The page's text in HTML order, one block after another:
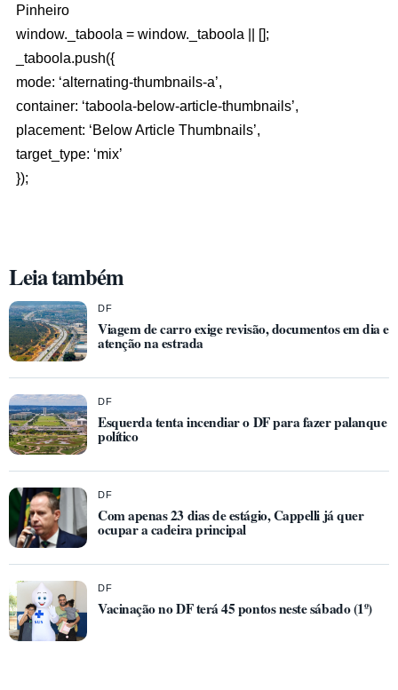
Pinheiro
window._taboola = window._taboola || [];
_taboola.push({
mode: ‘alternating-thumbnails-a’,
container: ‘taboola-below-article-thumbnails’,
placement: ‘Below Article Thumbnails’,
target_type: ‘mix’
});
Leia também
DF
Viagem de carro exige revisão, documentos em dia e
atenção na estrada
DF
Esquerda tenta incendiar o DF para fazer palanque
político
DF
Com apenas 23 dias de estágio, Cappelli já quer
ocupar a cadeira principal
DF
Vacinação no DF terá 45 pontos neste sábado (1º)